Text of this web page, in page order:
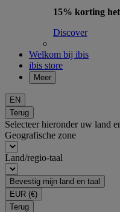
15% korting
Discover
Welkom bij ibis
ibis store
Meer
EN
Terug
Selecteer hieronder uw land
Geografische zone
Land/regio-taal
Bevestig mijn land en taal
EUR (€)
Terug